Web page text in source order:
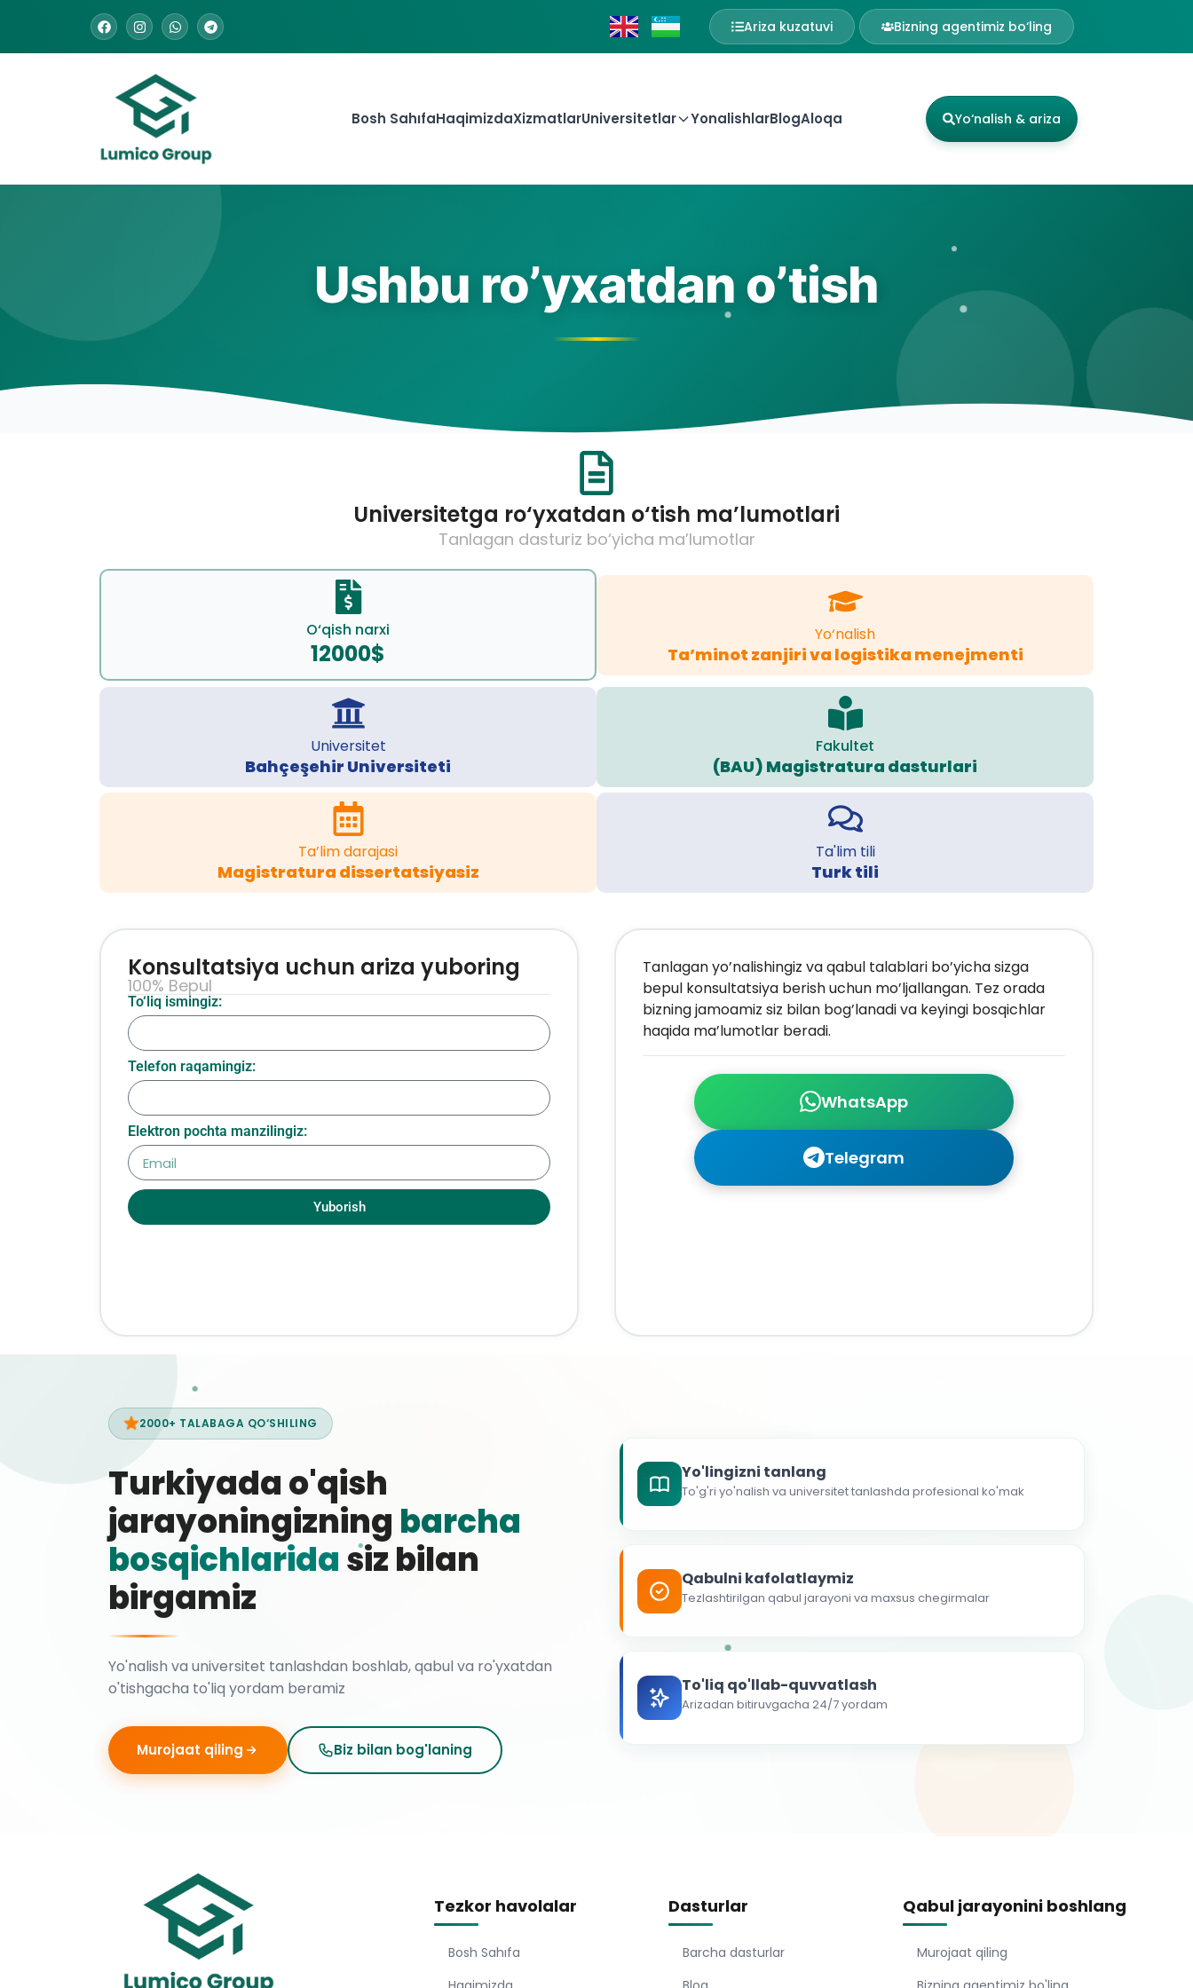
Ariza kuzatuvi Bizning agentimiz bo‘ling
Bosh SahıfaHaqimizdaXizmatlarUniversitetlar YonalishlarBlogAloqa Yo‘nalish & ariza
Ushbu ro’yxatdan o’tish
Universitetga ro‘yxatdan o‘tish ma’lumotlari
Tanlagan dasturiz bo‘yicha ma’lumotlar
O‘qish narxi
12000$
Yo‘nalish
Ta’minot zanjiri va logistika menejmenti
Universitet
Bahçeşehir Universiteti
Fakultet
(BAU) Magistratura dasturlari
Ta’lim darajasi
Magistratura dissertatsiyasiz
Ta'lim tili
Turk tili
WhatsApp
Telegram
Tanlagan yo’nalishingiz va qabul talablari bo’yicha sizga
bepul konsultatsiya berish uchun mo’ljallangan. Tez orada
bizning jamoamiz siz bilan bog’lanadi va keyingi bosqichlar
haqida ma’lumotlar beradi.
To‘liq ismingiz:
Telefon raqamingiz:
Elektron pochta manzilingiz:
Yuborish
Konsultatsiya uchun ariza yuboring
100% Bepul
2000+ TALABAGA QO‘SHILING
Turkiyada o'qish
jarayoningizning barcha
bosqichlaridasiz bilan
birgamiz
Yo'nalish va universitet tanlashdan boshlab, qabul va ro'yxatdan
o'tishgacha to'liq yordam beramiz
Murojaat qiling Biz bilan bog'laning
Yo'lingizni tanlang
To'g'ri yo'nalish va universitet tanlashda profesional ko'mak
Qabulni kafolatlaymiz
Tezlashtirilgan qabul jarayoni va maxsus chegirmalar
To'liq qo'llab-quvvatlash
Arizadan bitiruvgacha 24/7 yordam
Tezkor havolalar
Bosh Sahıfa
Dasturlar
Barcha dasturlar
Qabul jarayonini boshlang
Murojaat qiling